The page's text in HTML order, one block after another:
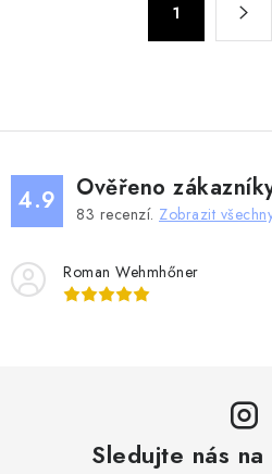
p
v
v
ý
k
v
á
n
1
4.9 Ověřeno
83 recenzí. Zobrazit
Roman Wehmhőner
Sledujte nás